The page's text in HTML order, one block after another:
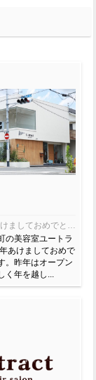
☆2018新年あけましておめでとうございます☆
の美容室ユートラ
あけましておめで
。昨年はオープン
く年を越し...